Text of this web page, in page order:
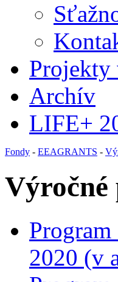
Projekty
Archív
LIFE+
Fondy - EEAGRANTS -
Výročné
2020 (v